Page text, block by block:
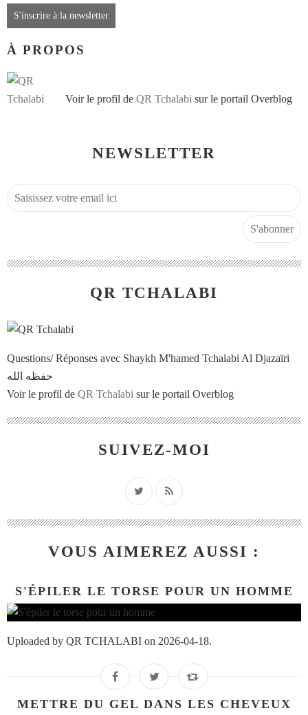
S'inscrire à la newsletter
À PROPOS
Voir le profil de QR Tchalabi sur le portail Overblog
NEWSLETTER
QR TCHALABI
Questions/ Réponses avec Shaykh M'hamed Tchalabi Al Djazaïri
حفظه الله
Voir le profil de QR Tchalabi sur le portail Overblog
SUIVEZ-MOI
VOUS AIMEREZ AUSSI :
S'ÉPILER LE TORSE POUR UN HOMME
Uploaded by QR TCHALABI on 2026-04-18.
METTRE DU GEL DANS LES CHEVEUX